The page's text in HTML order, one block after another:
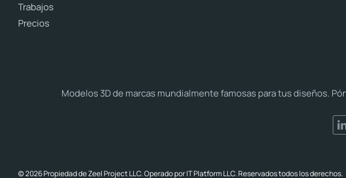
Modelos 3D de marcas mundialmente famosas para tus diseños.
Trabajos
Precios
© 2026 Propiedad de Zeel Project LLC. Operado por IT Platform LLC. Reservados todos los derechos.